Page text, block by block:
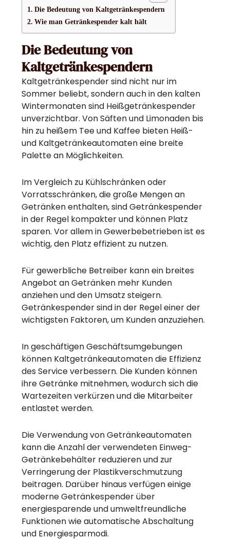
Die Bedeutung von Kaltgetränkespendern
Wie man Getränkespender kalt hält
Die Bedeutung von
Kaltgetränkespendern
Kaltgetränkespender sind nicht nur im
Sommer beliebt, sondern auch in den kalten
Wintermonaten sind Heißgetränkespender
unverzichtbar. Von Säften und Limonaden bis
hin zu heißem Tee und Kaffee bieten Heiß-
und Kaltgetränkeautomaten eine breite
Palette an Möglichkeiten.
Im Vergleich zu Kühlschränken oder
Vorratsschränken, die große Mengen an
Getränken enthalten, sind Getränkespender
in der Regel kompakter und können Platz
sparen. Vor allem in Gewerbebetrieben ist es
wichtig, den Platz effizient zu nutzen.
Für gewerbliche Betreiber kann ein breites
Angebot an Getränken mehr Kunden
anziehen und den Umsatz steigern.
Getränkespender sind in der Regel einer der
wichtigsten Faktoren, um Kunden anzuziehen.
In geschäftigen Geschäftsumgebungen
können Kaltgetränkeautomaten die Effizienz
des Service verbessern. Die Kunden können
ihre Getränke mitnehmen, wodurch sich die
Wartezeiten verkürzen und die Mitarbeiter
entlastet werden.
Die Verwendung von Getränkeautomaten
kann die Anzahl der verwendeten Einweg-
Getränkebehälter reduzieren und zur
Verringerung der Plastikverschmutzung
beitragen. Darüber hinaus verfügen einige
moderne Getränkespender über
energiesparende und umweltfreundliche
Funktionen wie automatische Abschaltung
und Energiesparmodi.